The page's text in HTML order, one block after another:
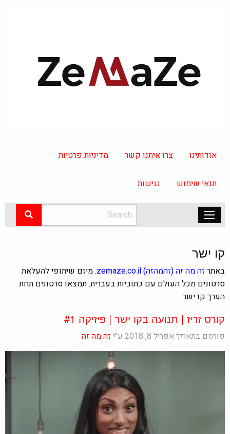
אודותינו צרו איתנו קשר מדיניות פרטיות
תנאי שימוש נגישות
קו ישר
באתרזה מה זה(זהמהזה)zemaze.co.il
.מיזם שיתופי להעלאת
סרטונים מכל העולם עם כתוביות בעברית. תמצאו סרטונים תחת
הערך קו ישר.
קורס זריז | תנועה בקו ישר | פיזיקה #1
פורסם בתאריך אפריל 8, 2018 ע"י זה מה זה